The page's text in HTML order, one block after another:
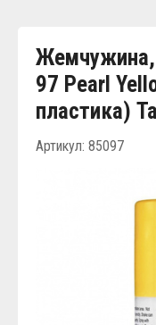
Жемчужина,
97 Pearl
пластика)
Артикул: 85097